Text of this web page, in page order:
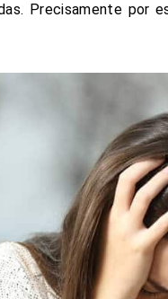
Precisamente por